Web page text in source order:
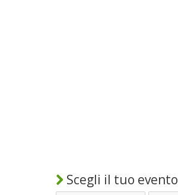
Scegli il tuo evento